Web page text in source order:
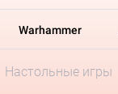
Warhammer
Настольные игры